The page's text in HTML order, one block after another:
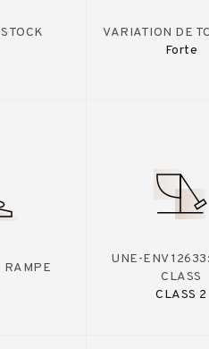
VARIATION DE
Forte
RAMPE
UNE-ENV
CLASS
CLASS 2